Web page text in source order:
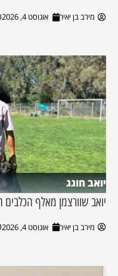
מירב בן יאיר אוגוסט 4, 2026
יואב חוגג
יואב שוורצמן מאלף
מירב בן יאיר אוגוסט 4, 2026